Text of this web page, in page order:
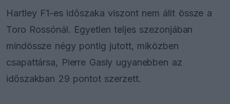
Hartley F1-es időszaka viszont nem állt össze a
Toro Rossónál. Egyetlen teljes szezonjában
mindössze négy pontig jutott, miközben
csapattársa, Pierre Gasly ugyanebben az
időszakban 29 pontot szerzett.